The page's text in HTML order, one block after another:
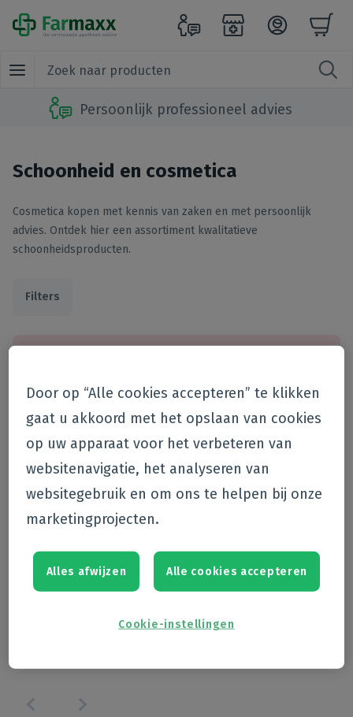
Persoonlijk professioneel advies
Schoonheid en cosmetica
Cosmetica kopen met kennis van zaken en met persoonlijk
advies. Ontdek hier een assortiment kwalitatieve
schoonheidsproducten.
Filters
Door op “Alle cookies accepteren” te klikken
gaat u akkoord met het opslaan van cookies
op uw apparaat voor het verbeteren van
websitenavigatie, het analyseren van
websitegebruik en om ons te helpen bij onze
marketingprojecten.
Alles afwijzen Alle cookies accepteren
Cookie-instellingen